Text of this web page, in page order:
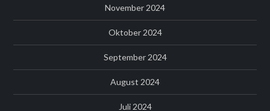
November 2024
Oktober 2024
September 2024
August 2024
Juli 2024